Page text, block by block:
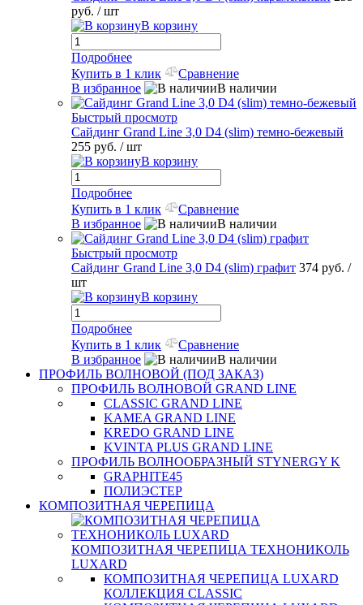
руб. / шт
В корзину
Подробнее
Купить в 1 клик
Сравнение
В избранное
В наличии
Быстрый просмотр
Сайдинг Grand Line 3,0 D4 (slim) темно-бежевый
255 руб. / шт
В корзину
Подробнее
Купить в 1 клик
Сравнение
В избранное
В наличии
Быстрый просмотр
Сайдинг Grand Line 3,0 D4 (slim) графит 374 руб. /
шт
В корзину
Подробнее
Купить в 1 клик
Сравнение
В избранное
В наличии
ПРОФИЛЬ ВОЛНОВОЙ (ПОД ЗАКАЗ)
ПРОФИЛЬ ВОЛНОВОЙ GRAND LINE
CLASSIC GRAND LINE
KAMEA GRAND LINE
KREDO GRAND LINE
KVINTA PLUS GRAND LINE
ПРОФИЛЬ ВОЛНООБРАЗНЫЙ STYNERGY K
GRAPHITE45
ПОЛИЭСТЕР
КОМПОЗИТНАЯ ЧЕРЕПИЦА
КОМПОЗИТНАЯ ЧЕРЕПИЦА ТЕХНОНИКОЛЬ
LUXARD
КОМПОЗИТНАЯ ЧЕРЕПИЦА LUXARD
КОЛЛЕКЦИЯ CLASSIC